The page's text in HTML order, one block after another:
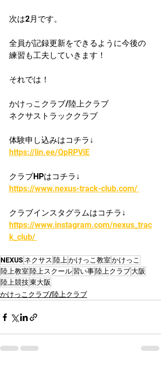
次は2月です。
全員が記録更新をできるように今後の
練習も工夫していきます！
それでは！
かけっこクラブ/陸上クラブ
ネクサストラッククラブ
体験申し込みはコチラ↓
https://lin.ee/QpRPViE
クラブHPはコチラ↓
https://www.nexus-track-club.com/
クラブインスタグラムはコチラ↓
https://www.instagram.com/nexus_trac
k_club/
NEXUS ネクサス 陸上かけっこ教室かけっこ
陸上教室 陸上スクール習い事陸上クラブ大阪
陸上競技東大阪
かけっこクラブ/陸上クラブ